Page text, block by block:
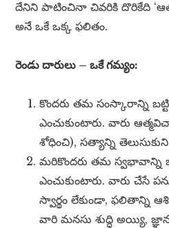
దేనిని పాటించినా చివరికి దొరికేది
అనే ఒకే ఒక్క ఫలితం.
రెండు దారులు – ఒకే గమ్యం:
కొందరు తమ సంస్కారాన్ని
ఎంచుకుంటారు. వారు
శోధించి), సత్యాన్ని
మరికొందరు తమ స్వభావాన్ని
ఎంచుకుంటారు. వారు చేసే
స్వార్థం లేకుండా, ఫలితాన్ని
వారి మనసు శుద్ధి అయ్యి,